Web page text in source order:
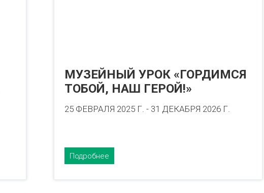
МУЗЕЙНЫЙ УРОК «ГОРДИМСЯ
ТОБОЙ, НАШ ГЕРОЙ!»
25 ФЕВРАЛЯ 2025 Г. - 31 ДЕКАБРЯ 2026 Г.
Подробнее